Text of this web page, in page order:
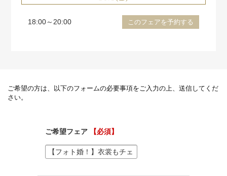
18:00～20:00 このフェアを予約する